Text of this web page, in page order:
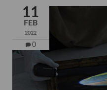
11
FEB
2022
0